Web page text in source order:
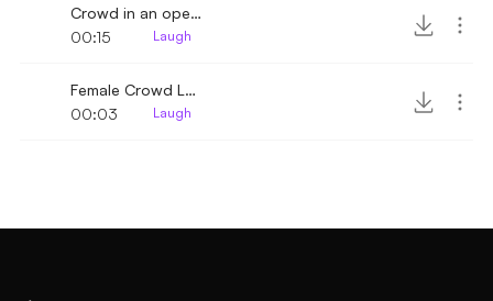
Crowd in an open area laughing
00:15
Laugh
Female Crowd Laughs
00:03
Laugh